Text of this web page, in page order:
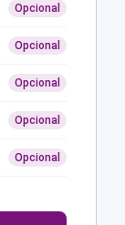
Opcional
Opcional
Opcional
Opcional
Opcional